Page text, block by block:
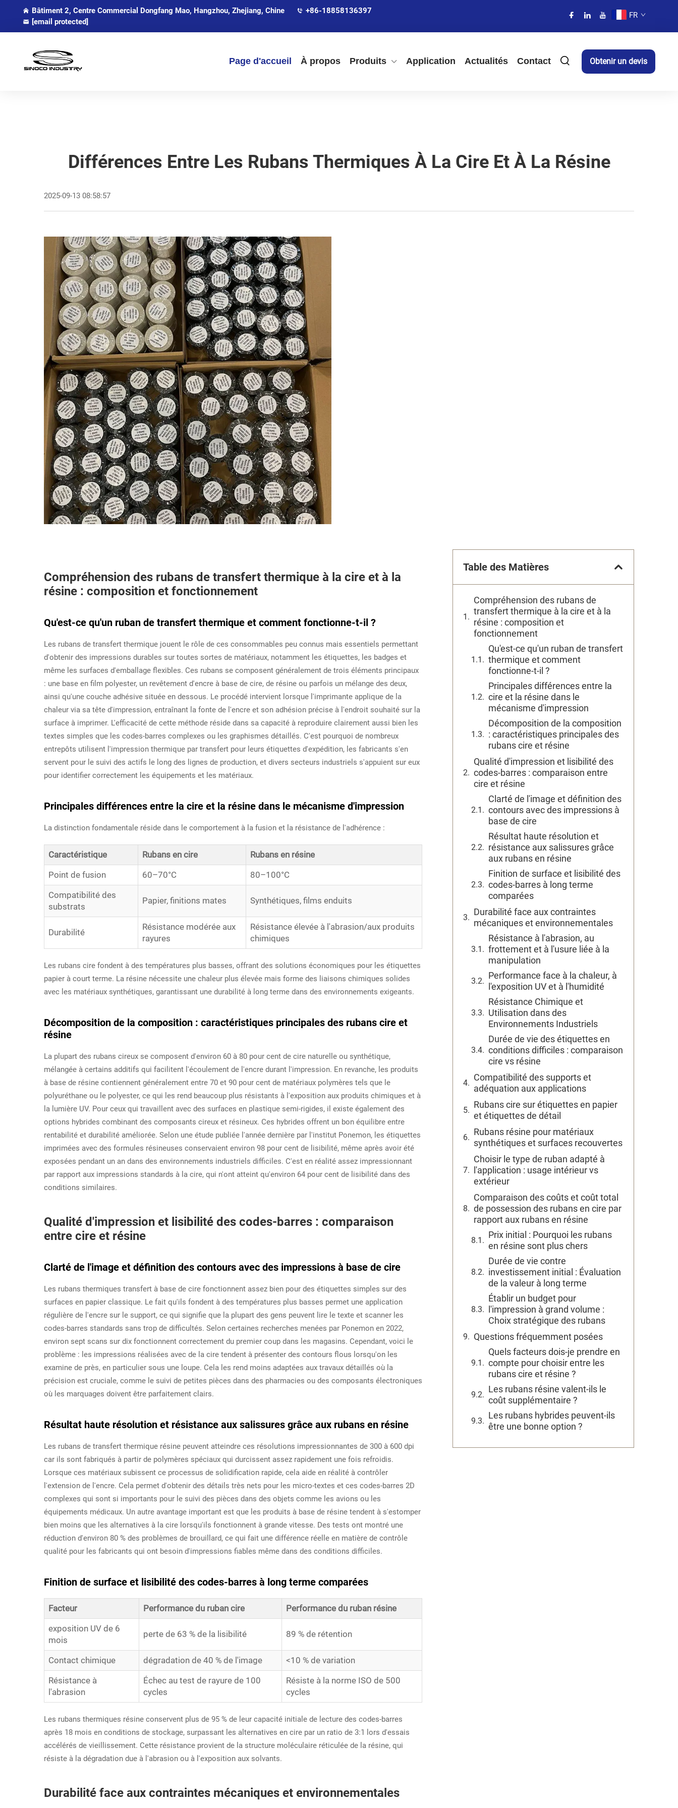
Bâtiment 2, Centre Commercial Dongfang Mao, Hangzhou, Zhejiang, Chine
+86-18858136397
[email protected]
FR
Page d'accueil À propos Produits Application Actualités Contact Obtenir un devis
Différences Entre Les Rubans Thermiques À La Cire Et À La Résine
2025-09-13 08:58:57
Compréhension des rubans de transfert thermique à la cire et à la
résine : composition et fonctionnement
Qu'est-ce qu'un ruban de transfert thermique et comment fonctionne-t-il ?
Les rubans de transfert thermique jouent le rôle de ces consommables peu connus mais essentiels permettant
d'obtenir des impressions durables sur toutes sortes de matériaux, notamment les étiquettes, les badges et
même les surfaces d'emballage flexibles. Ces rubans se composent généralement de trois éléments principaux
: une base en film polyester, un revêtement d'encre à base de cire, de résine ou parfois un mélange des deux,
ainsi qu'une couche adhésive située en dessous. Le procédé intervient lorsque l'imprimante applique de la
chaleur via sa tête d'impression, entraînant la fonte de l'encre et son adhésion précise à l'endroit souhaité sur la
surface à imprimer. L'efficacité de cette méthode réside dans sa capacité à reproduire clairement aussi bien les
textes simples que les codes-barres complexes ou les graphismes détaillés. C'est pourquoi de nombreux
entrepôts utilisent l'impression thermique par transfert pour leurs étiquettes d'expédition, les fabricants s'en
servent pour le suivi des actifs le long des lignes de production, et divers secteurs industriels s'appuient sur eux
pour identifier correctement les équipements et les matériaux.
Principales différences entre la cire et la résine dans le mécanisme d'impression
La distinction fondamentale réside dans le comportement à la fusion et la résistance de l'adhérence :
Caractéristique Rubans en cire
Rubans en résine
Point de fusion
60–70°C
80–100°C
Compatibilité des
substrats
Papier, finitions mates Synthétiques, films enduits
Durabilité
Résistance modérée aux
rayures
Résistance élevée à l'abrasion/aux produits
chimiques
Les rubans cire fondent à des températures plus basses, offrant des solutions économiques pour les étiquettes
papier à court terme. La résine nécessite une chaleur plus élevée mais forme des liaisons chimiques solides
avec les matériaux synthétiques, garantissant une durabilité à long terme dans des environnements exigeants.
Décomposition de la composition : caractéristiques principales des rubans cire et
résine
La plupart des rubans cireux se composent d'environ 60 à 80 pour cent de cire naturelle ou synthétique,
mélangée à certains additifs qui facilitent l'écoulement de l'encre durant l'impression. En revanche, les produits
à base de résine contiennent généralement entre 70 et 90 pour cent de matériaux polymères tels que le
polyuréthane ou le polyester, ce qui les rend beaucoup plus résistants à l'exposition aux produits chimiques et à
la lumière UV. Pour ceux qui travaillent avec des surfaces en plastique semi-rigides, il existe également des
options hybrides combinant des composants cireux et résineux. Ces hybrides offrent un bon équilibre entre
rentabilité et durabilité améliorée. Selon une étude publiée l'année dernière par l'institut Ponemon, les étiquettes
imprimées avec des formules résineuses conservaient environ 98 pour cent de lisibilité, même après avoir été
exposées pendant un an dans des environnements industriels difficiles. C'est en réalité assez impressionnant
par rapport aux impressions standards à la cire, qui n'ont atteint qu'environ 64 pour cent de lisibilité dans des
conditions similaires.
Qualité d'impression et lisibilité des codes-barres : comparaison
entre cire et résine
Clarté de l'image et définition des contours avec des impressions à base de cire
Les rubans thermiques transfert à base de cire fonctionnent assez bien pour des étiquettes simples sur des
surfaces en papier classique. Le fait qu'ils fondent à des températures plus basses permet une application
régulière de l'encre sur le support, ce qui signifie que la plupart des gens peuvent lire le texte et scanner les
codes-barres standards sans trop de difficultés. Selon certaines recherches menées par Ponemon en 2022,
environ sept scans sur dix fonctionnent correctement du premier coup dans les magasins. Cependant, voici le
problème : les impressions réalisées avec de la cire tendent à présenter des contours flous lorsqu'on les
examine de près, en particulier sous une loupe. Cela les rend moins adaptées aux travaux détaillés où la
précision est cruciale, comme le suivi de petites pièces dans des pharmacies ou des composants électroniques
où les marquages doivent être parfaitement clairs.
Résultat haute résolution et résistance aux salissures grâce aux rubans en résine
Les rubans de transfert thermique résine peuvent atteindre ces résolutions impressionnantes de 300 à 600 dpi
car ils sont fabriqués à partir de polymères spéciaux qui durcissent assez rapidement une fois refroidis.
Lorsque ces matériaux subissent ce processus de solidification rapide, cela aide en réalité à contrôler
l'extension de l'encre. Cela permet d'obtenir des détails très nets pour les micro-textes et ces codes-barres 2D
complexes qui sont si importants pour le suivi des pièces dans des objets comme les avions ou les
équipements médicaux. Un autre avantage important est que les produits à base de résine tendent à s'estomper
bien moins que les alternatives à la cire lorsqu'ils fonctionnent à grande vitesse. Des tests ont montré une
réduction d'environ 80 % des problèmes de brouillard, ce qui fait une différence réelle en matière de contrôle
qualité pour les fabricants qui ont besoin d'impressions fiables même dans des conditions difficiles.
Finition de surface et lisibilité des codes-barres à long terme comparées
Facteur Performance du ruban cire
Performance du ruban résine
exposition UV de 6
mois
perte de 63 % de la lisibilité 89 % de rétention
Contact chimique dégradation de 40 % de l'image
<10 % de variation
Résistance à
l'abrasion
Échec au test de rayure de 100
cycles
Résiste à la norme ISO de 500
cycles
Les rubans thermiques résine conservent plus de 95 % de leur capacité initiale de lecture des codes-barres
après 18 mois en conditions de stockage, surpassant les alternatives en cire par un ratio de 3:1 lors d'essais
accélérés de vieillissement. Cette résistance provient de la structure moléculaire réticulée de la résine, qui
résiste à la dégradation due à l'abrasion ou à l'exposition aux solvants.
Durabilité face aux contraintes mécaniques et environnementales
Table des Matières
Compréhension des rubans de
transfert thermique à la cire et à la
résine : composition et
fonctionnement
Qu'est-ce qu'un ruban de transfert
thermique et comment
fonctionne-t-il ?
Principales différences entre la
cire et la résine dans le
mécanisme d'impression
Décomposition de la composition
: caractéristiques principales des
rubans cire et résine
Qualité d'impression et lisibilité des
codes-barres : comparaison entre
cire et résine
Clarté de l'image et définition des
contours avec des impressions à
base de cire
Résultat haute résolution et
résistance aux salissures grâce
aux rubans en résine
Finition de surface et lisibilité des
codes-barres à long terme
comparées
Durabilité face aux contraintes
mécaniques et environnementales
Résistance à l'abrasion, au
frottement et à l'usure liée à la
manipulation
Performance face à la chaleur, à
l'exposition UV et à l'humidité
Résistance Chimique et
Utilisation dans des
Environnements Industriels
Durée de vie des étiquettes en
conditions difficiles : comparaison
cire vs résine
Compatibilité des supports et
adéquation aux applications
Rubans cire sur étiquettes en papier
et étiquettes de détail
Rubans résine pour matériaux
synthétiques et surfaces recouvertes
Choisir le type de ruban adapté à
l'application : usage intérieur vs
extérieur
Comparaison des coûts et coût total
de possession des rubans en cire par
rapport aux rubans en résine
Prix initial : Pourquoi les rubans
en résine sont plus chers
Durée de vie contre
investissement initial : Évaluation
de la valeur à long terme
Établir un budget pour
l'impression à grand volume :
Choix stratégique des rubans
Questions fréquemment posées
Quels facteurs dois-je prendre en
compte pour choisir entre les
rubans cire et résine ?
Les rubans résine valent-ils le
coût supplémentaire ?
Les rubans hybrides peuvent-ils
être une bonne option ?